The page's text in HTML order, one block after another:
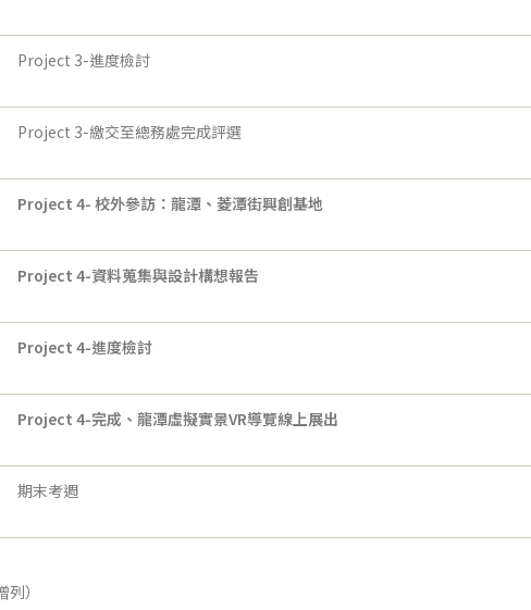
Project 3-進度檢討
Project 3-繳交至總務處完成評選
Project 4- 校外參訪：龍潭、菱潭街興創基地
Project 4-資料蒐集與設計構想報告
Project 4-進度檢討
Project 4-完成、龍潭虛擬實景VR導覽線上展出
期末考週
列）